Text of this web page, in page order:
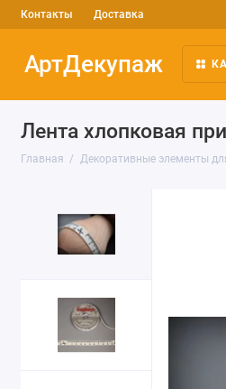
Контакты Доставка
АртДекупаж
Лента хлопковая
Главная Декоративные элементы